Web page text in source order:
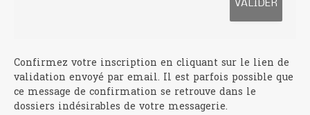
Confirmez votre inscription en cliquant sur le lien de
validation envoyé par email. Il est parfois possible que
ce message de confirmation se retrouve dans le
dossiers indésirables de votre messagerie.